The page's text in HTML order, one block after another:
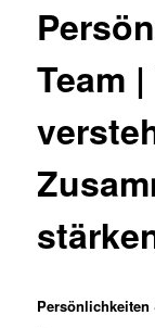
Team
Persönlichkeiten